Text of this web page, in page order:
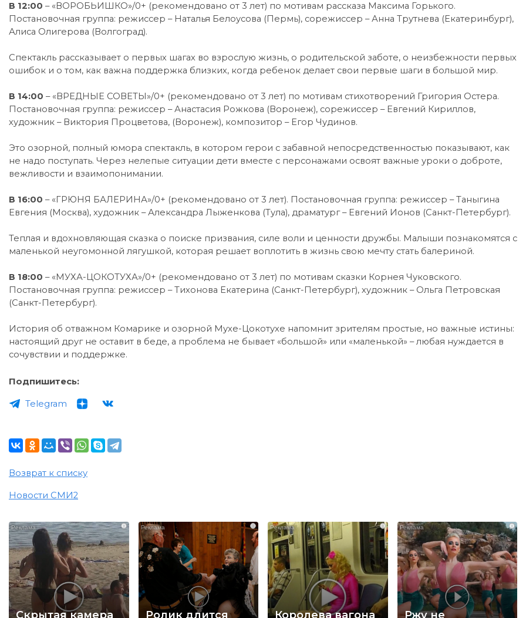
В 12:00 – «ВОРОБЬИШКО»/0+ (рекомендовано от 3 лет) по мотивам рассказа Максима Горького.
Постановочная группа: режиссер – Наталья Белоусова (Пермь), сорежиссер – Анна Трутнева (Екатеринбург),
Алиса Олигерова (Волгоград).
Спектакль рассказывает о первых шагах во взрослую жизнь, о родительской заботе, о неизбежности первых
ошибок и о том, как важна поддержка близких, когда ребенок делает свои первые шаги в большой мир.
В 14:00 – «ВРЕДНЫЕ СОВЕТЫ»/0+ (рекомендовано от 3 лет) по мотивам стихотворений Григория Остера.
Постановочная группа: режиссер – Анастасия Рожкова (Воронеж), сорежиссер – Евгений Кириллов,
художник – Виктория Процветова, (Воронеж), композитор – Егор Чудинов.
Это озорной, полный юмора спектакль, в котором герои с забавной непосредственностью показывают, как
не надо поступать. Через нелепые ситуации дети вместе с персонажами освоят важные уроки о доброте,
вежливости и взаимопонимании.
В 16:00 – «ГРЮНЯ БАЛЕРИНА»/0+ (рекомендовано от 3 лет). Постановочная группа: режиссер – Таныгина
Евгения (Москва), художник – Александра Лыженкова (Тула), драматург – Евгений Ионов (Санкт-Петербург).
Теплая и вдохновляющая сказка о поиске призвания, силе воли и ценности дружбы. Малыши познакомятся с
маленькой неугомонной лягушкой, которая решает воплотить в жизнь свою мечту стать балериной.
В 18:00 – «МУХА-ЦОКОТУХА»/0+ (рекомендовано от 3 лет) по мотивам сказки Корнея Чуковского.
Постановочная группа: режиссер – Тихонова Екатерина (Санкт-Петербург), художник – Ольга Петровская
(Санкт-Петербург).
История об отважном Комарике и озорной Мухе-Цокотухе напомнит зрителям простые, но важные истины:
настоящий друг не оставит в беде, а проблема не бывает «большой» или «маленькой» – любая нуждается в
сочувствии и поддержке.
Подпишитесь:
Telegram
Возврат к списку
Новости СМИ2
i
Скрытая камера
i
Ролик длится
i
Королева вагона
i
Ржу не